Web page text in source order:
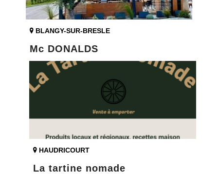
BLANGY-SUR-BRESLE
Mc DONALDS
HAUDRICOURT
La tartine nomade